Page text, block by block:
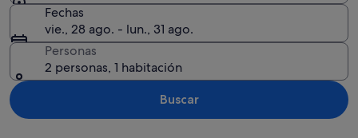
Fechas
vie., 28 ago. - lun., 31 ago.
Personas
2 personas, 1 habitación
Buscar